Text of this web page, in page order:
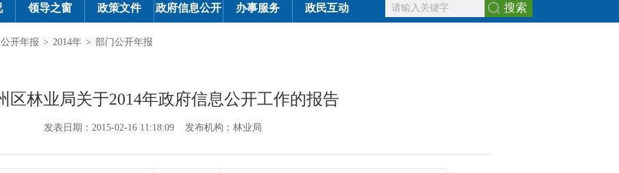
领导之窗 政策文件 政府信息公开 办事服务 政民互动 搜索
开年报 > 2014年 > 部门公开年报
区林业局关于2014年政府信息公开工作的报告
发表日期：2015-02-16 11:18:09 发布机构：林业局